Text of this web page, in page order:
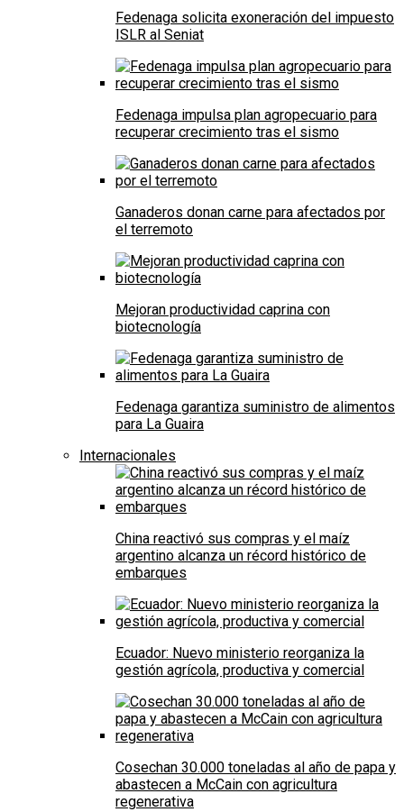
Fedenaga solicita exoneración del impuesto
ISLR al Seniat
Fedenaga impulsa plan agropecuario para
recuperar crecimiento tras el sismo
Ganaderos donan carne para afectados por
el terremoto
Mejoran productividad caprina con
biotecnología
Fedenaga garantiza suministro de alimentos
para La Guaira
Internacionales
China reactivó sus compras y el maíz
argentino alcanza un récord histórico de
embarques
Ecuador: Nuevo ministerio reorganiza la
gestión agrícola, productiva y comercial
Cosechan 30.000 toneladas al año de papa y
abastecen a McCain con agricultura
regenerativa